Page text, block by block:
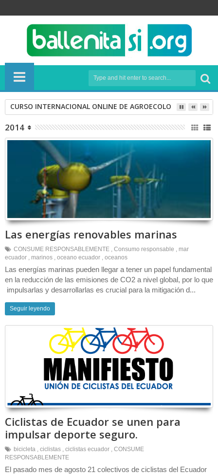
CURSO INTERNACIONAL ONLINE DE AGROECOLOGÍA
2014
Las energías renovables marinas
CONSUME RESPONSABLEMENTE , Consumo responsable , mar
ecuador , marinos , oceano ecuador , oceanos
Las energías marinas pueden llegar a tener un papel fundamental
en la reducción de las emisiones de CO2 a nivel global, por lo que
impulsarlas y desarrollarlas es crucial para la mitigación d...
Seguir leyendo
Ciclistas de Ecuador se unen para
impulsar deporte seguro.
bicicleta , ciclistas , ciclistas ecuador , CONSUME
RESPONSABLEMENTE
El pasado mes de agosto 21 colectivos de ciclistas del Ecuador